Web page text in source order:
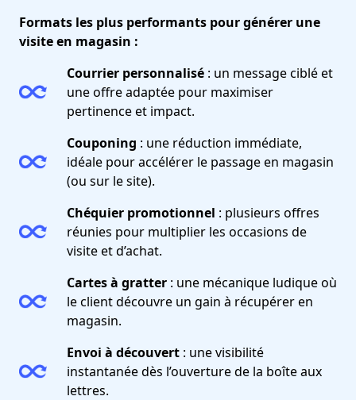
Formats les plus performants pour générer une
visite en magasin :
Courrier personnalisé : un message ciblé et
une offre adaptée pour maximiser
pertinence et impact.
Couponing : une réduction immédiate,
idéale pour accélérer le passage en magasin
(ou sur le site).
Chéquier promotionnel : plusieurs offres
réunies pour multiplier les occasions de
visite et d’achat.
Cartes à gratter : une mécanique ludique où
le client découvre un gain à récupérer en
magasin.
Envoi à découvert : une visibilité
instantanée dès l’ouverture de la boîte aux
lettres.